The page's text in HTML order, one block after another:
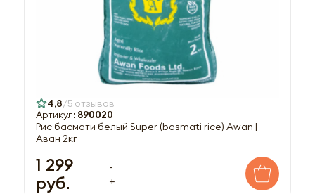
4,8 5 отзывов
Артикул: 890020
Рис басмати белый Super (basmati rice) Awan |
Аван 2кг
1 299
руб.
-
+